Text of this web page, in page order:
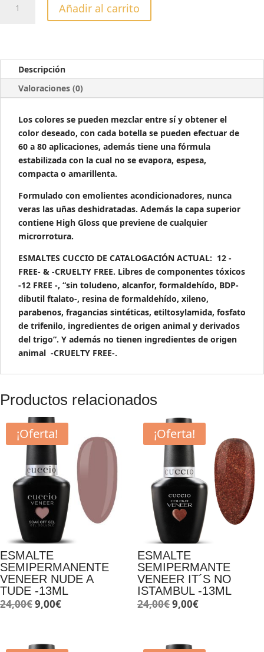
SEMIPERMANENTE
SHANGHAI
-13ML
Añadir al carrito
Descripción
Valoraciones (0)
Los colores se pueden mezclar entre sí y obtener el
color deseado, con cada botella se pueden efectuar de
60 a 80 aplicaciones, además tiene una fórmula
estabilizada con la cual no se evapora, espesa,
compacta o amarillenta.
Formulado con emolientes acondicionadores, nunca
veras las uñas deshidratadas. Además la capa superior
contiene High Gloss que previene de cualquier
microrrotura.
ESMALTES CUCCIO DE CATALOGACIÓN ACTUAL: 12 -
FREE- & -CRUELTY FREE. Libres de componentes tóxicos
-12 FREE -, “sin toludeno, alcanfor, formaldehído, BDP-
dibutil ftalato-, resina de formaldehído, xileno,
parabenos, fragancias sintéticas, etiltosylamida, fosfato
de trifenilo, ingredientes de origen animal y derivados
del trigo”. Y además no tienen ingredientes de origen
animal -CRUELTY FREE-.
Productos relacionados
¡Oferta!
ESMALTE
SEMIPERMANENTE
VENEER NUDE A
TUDE -13ML
24,00€El
9,00€El
¡Oferta!
ESMALTE
SEMIPERMANTE
VENEER IT´S NO
ISTAMBUL -13ML
24,00€El
9,00€El